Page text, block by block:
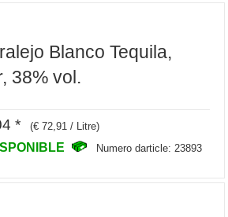
Blanco Tequila,
38% vol.
* (€ 72,91 / Litre)
Numero darticle: 23893